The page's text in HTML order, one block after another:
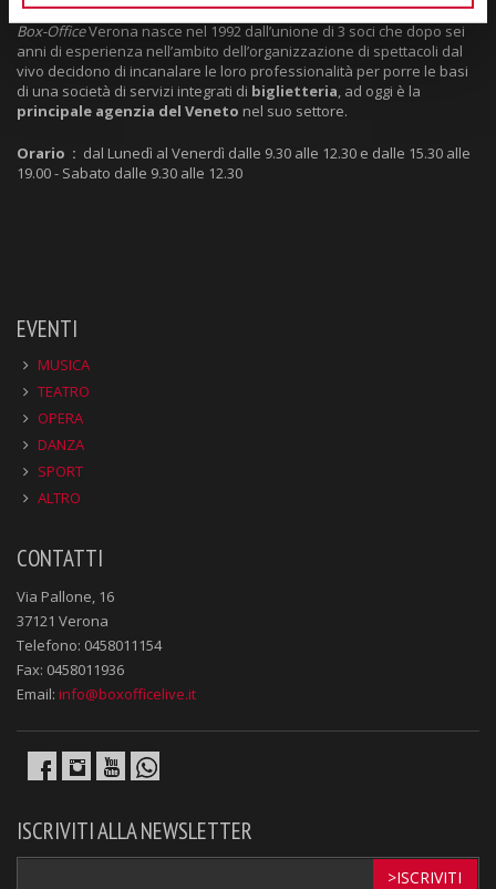
Box-OfficeVerona nasce nel 1992 dall’unione di 3 soci che dopo sei
anni di esperienza nell’ambito dell’organizzazione di spettacoli dal
vivo decidono di incanalare le loro professionalità per porre le basi
di una società di servizi integrati di biglietteria, ad oggi è la
principale agenzia del Veneto nel suo settore.
Orario : dal Lunedì al Venerdì dalle 9.30 alle 12.30 e dalle 15.30 alle
19.00 - Sabato dalle 9.30 alle 12.30
EVENTI
MUSICA
TEATRO
OPERA
DANZA
SPORT
ALTRO
CONTATTI
Via Pallone, 16
37121 Verona
Telefono: 0458011154
Fax: 0458011936
Email: info@boxofficelive.it
ISCRIVITI ALLA NEWSLETTER
>ISCRIVITI